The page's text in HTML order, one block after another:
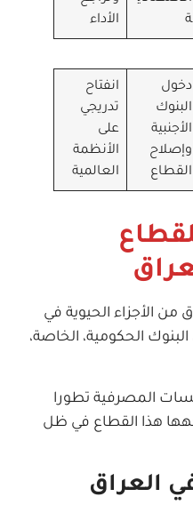
ة
الأداء
دخول
البنوك
الأجنبية
وإصلاح
القطاع
انفتاح
تدريجي
على
الأنظمة
العالمية
من الأجزاء الحيوية في
الحكومية، الخاصة،
المصرفية تطورا
هذا القطاع في ظل
العراق